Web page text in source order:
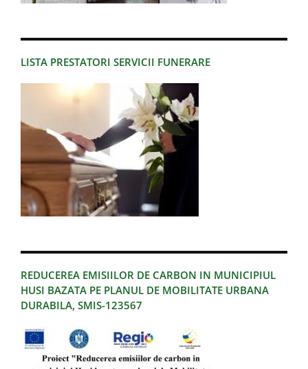
LISTA PRESTATORI SERVICII FUNERARE
REDUCEREA EMISIILOR DE CARBON IN MUNICIPIUL
HUSI BAZATA PE PLANUL DE MOBILITATE URBANA
DURABILA, SMIS-123567